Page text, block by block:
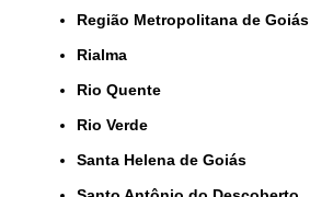
Região Metropolitana de Goiás
Rialma
Rio Quente
Rio Verde
Santa Helena de Goiás